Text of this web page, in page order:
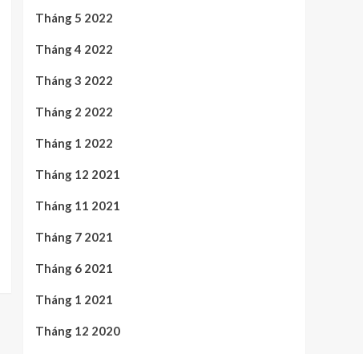
Tháng 5 2022
Tháng 4 2022
Tháng 3 2022
Tháng 2 2022
Tháng 1 2022
Tháng 12 2021
Tháng 11 2021
Tháng 7 2021
Tháng 6 2021
Tháng 1 2021
Tháng 12 2020